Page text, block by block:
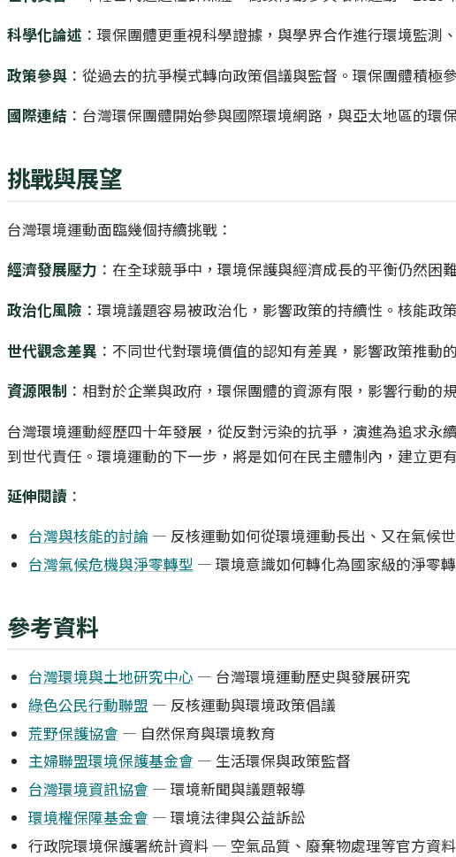
科學化論述 ：環保團體更重視科學證據，與學界合作進行環境監
政策參與 ：從過去的抗爭模式轉向政策倡議與監督。環保團體積極
國際連結 ：台灣環保團體開始參與國際環境網路，與亞太地區的
挑戰與展望
台灣環境運動面臨幾個持續挑戰：
經濟發展壓力 ：在全球競爭中，環境保護與經濟成長的平衡仍然困
政治化風險 ：環境議題容易被政治化，影響政策的持續性。核能政
世代觀念差異 ：不同世代對環境價值的認知有差異，影響政策推動
資源限制 ：相對於企業與政府，環保團體的資源有限，影響行動的
台灣環境運動經歷四十年發展，從反對污染的抗爭，演進為追求永
到世代責任。環境運動的下一步，將是如何在民主體制內，建立更
延伸閱讀 ：
台灣與核能的討論 — 反核運動如何從環境運動長出、又在氣候
台灣氣候危機與淨零轉型 — 環境意識如何轉化為國家級的淨零
參考資料
台灣環境與土地研究中心 — 台灣環境運動歷史與發展研究
綠色公民行動聯盟 — 反核運動與環境政策倡議
荒野保護協會 — 自然保育與環境教育
主婦聯盟環境保護基金會 — 生活環保與政策監督
台灣環境資訊協會 — 環境新聞與議題報導
環境權保障基金會 — 環境法律與公益訴訟
行政院環境保護署統計資料 — 空氣品質、廢棄物處理等官方資料